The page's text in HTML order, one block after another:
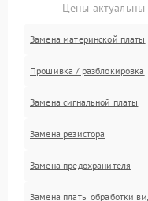
Цены
Замена материнской платы
Прошивка / разблокировка
Замена сигнальной платы
Замена резистора
Замена предохранителя
Замена платы обработки